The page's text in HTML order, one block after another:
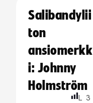
Salibandylii
ton
ansiomerkk
i: Johnny
Holmström
L 3